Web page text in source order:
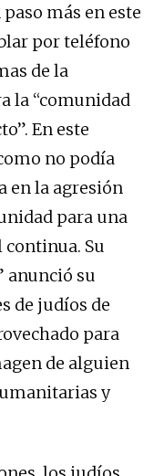
más en este
por teléfono
de la
la “comunidad
En este
no podía
en la agresión
para una
Su
anunció su
de judíos de
para
de alguien
y